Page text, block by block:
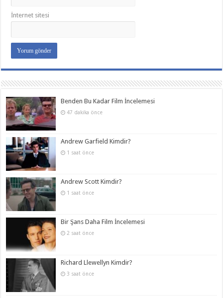
İnternet sitesi
Benden Bu Kadar Film İncelemesi
47 dakika önce
Andrew Garfield Kimdir?
1 saat önce
Andrew Scott Kimdir?
1 saat önce
Bir Şans Daha Film İncelemesi
2 saat önce
Richard Llewellyn Kimdir?
3 saat önce